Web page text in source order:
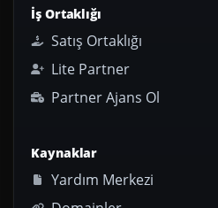
İş Ortaklığı
Satış Ortaklığı
Lite Partner
Partner Ajans Ol
Kaynaklar
Yardım Merkezi